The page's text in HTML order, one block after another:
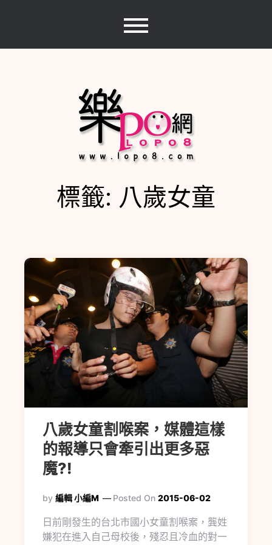
分享你的樂事，樂PO吧~
標籤: 八歲女童
八歲女童割喉案，媒體這樣
的報導只會牽引出更多惡
魔?!
by 編輯 小編M Posted On 2015-06-02
日前剛發生的台北市國小女童割喉案，龔姓
嫌犯在進入自己母校後，殘忍且冷血的對一